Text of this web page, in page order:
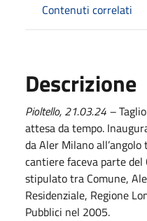
Contenuti correlati
Descrizione
Pioltello, 21.03.24 –
attesa da tempo.
da Aler Milano
cantiere faceva parte
stipulato tra Comune,
Residenziale, Regione
Pubblici nel 2005.